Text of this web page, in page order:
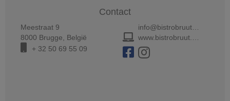
Contact
Meestraat 9
8000 Brugge, België
+ 32 50 69 55 09
info@bistrobruut.be
www.bistrobruut.be